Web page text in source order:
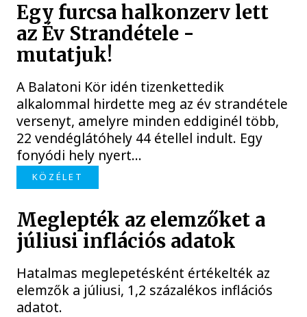
Egy furcsa halkonzerv lett
az Év Strandétele -
mutatjuk!
A Balatoni Kör idén tizenkettedik
alkalommal hirdette meg az év strandétele
versenyt, amelyre minden eddiginél több,
22 vendéglátóhely 44 étellel indult. Egy
fonyódi hely nyert...
KÖZÉLET
Meglepték az elemzőket a
júliusi inflációs adatok
Hatalmas meglepetésként értékelték az
elemzők a júliusi, 1,2 százalékos inflációs
adatot.